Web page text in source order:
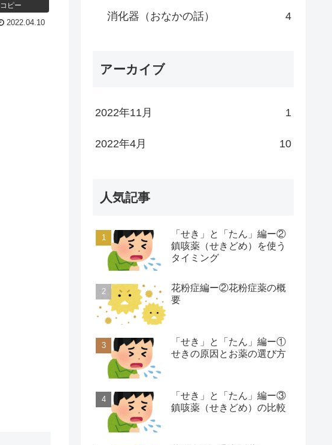
コピー
2022.04.10
消化器（おなかの話） 4
アーカイブ
2022年11月 1
2022年4月 10
人気記事
「せき」と「たん」編ー②
鎮咳薬（せきどめ）を使う
タイミング
花粉症編ー②花粉症薬の概
要
「せき」と「たん」編ー①
せきの原因とお薬の選び方
「せき」と「たん」編ー③
鎮咳薬（せきどめ）の比較